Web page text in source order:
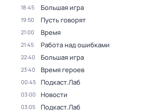
18:45 Большая игра
19:50 Пусть говорят
21:00 Время
21:45 Работа над ошибками
22:40 Большая игра
23:40 Время героев
00:45 Подкаст.Лаб
03:00 Новости
03:05 Подкаст.Лаб